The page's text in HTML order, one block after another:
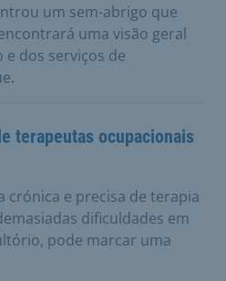
um sem-abrigo que
uma visão geral
dos serviços de
terapeutas ocupacionais
crónica e precisa de terapia
dificuldades em
pode marcar uma